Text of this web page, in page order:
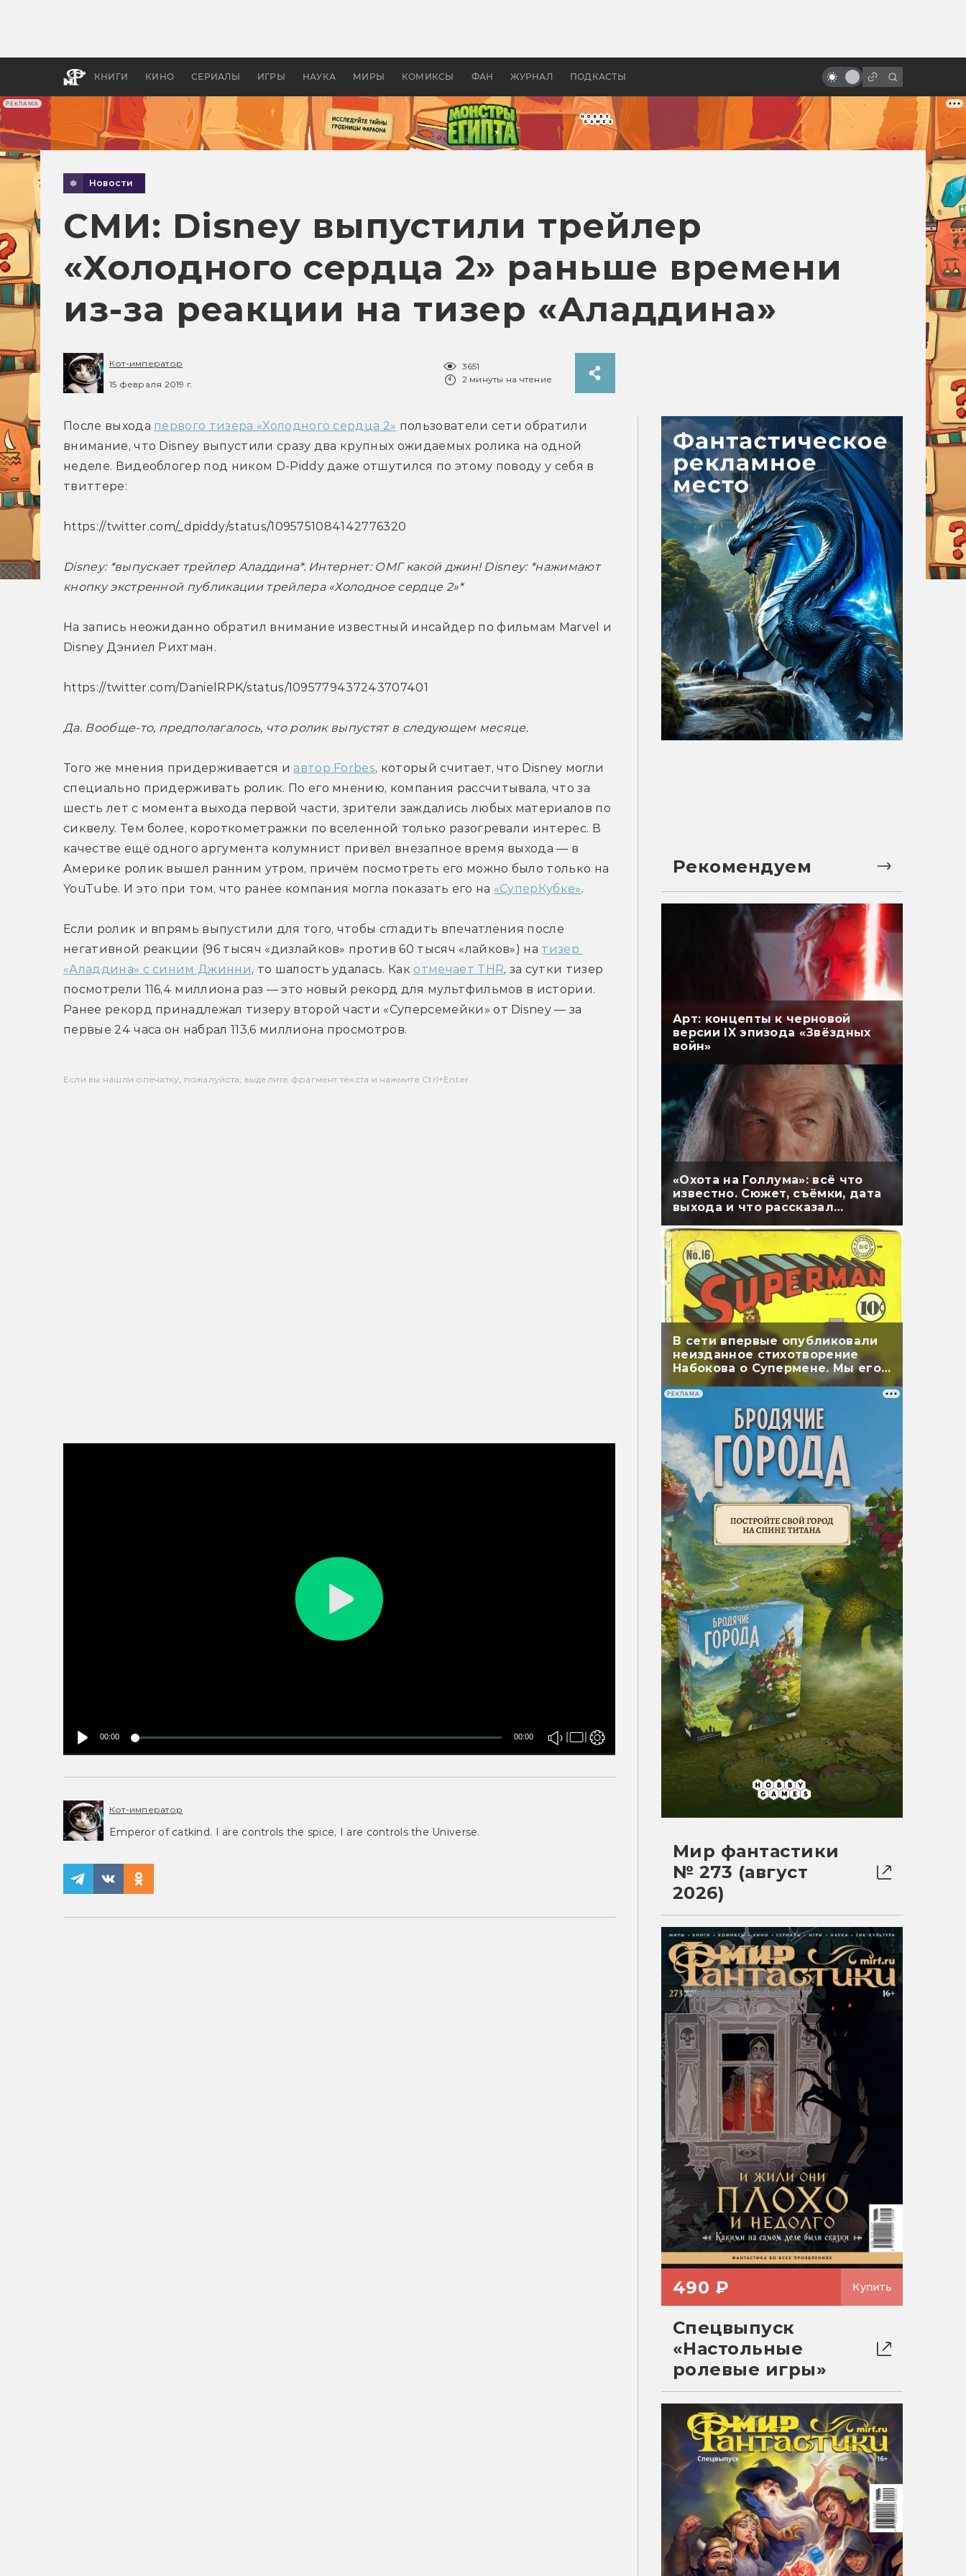
РЕКЛАМА
КНИГИ КИНО СЕРИАЛЫ ИГРЫ НАУКА МИРЫ КОМИКСЫ ФАН ЖУРНАЛ ПОДКАСТЫ
апокалипсис, в России —
бы «Властелина колец»
фанатов и от врагов
Новости
СМИ: Disney выпустили трейлер
«Холодного сердца 2» раньше времени
из-за реакции на тизер «Аладдина»
Кот-император
15 февраля 2019 г.
3651
2 минуты на чтение
После выхода первого тизера «Холодного сердца 2» пользователи сети обратили
внимание, что Disney выпустили сразу два крупных ожидаемых ролика на одной
неделе. Видеоблогер под ником D-Piddy даже отшутился по этому поводу у себя в
твиттере:
https://twitter.com/_dpiddy/status/1095751084142776320
Disney: *выпускает трейлер Аладдина*. Интернет: ОМГ какой джин! Disney: *нажимают
кнопку экстренной публикации трейлера «Холодное сердце 2»*
На запись неожиданно обратил внимание известный инсайдер по фильмам Marvel и
Disney Дэниел Рихтман.
https://twitter.com/DanielRPK/status/1095779437243707401
Да. Вообще-то, предполагалось, что ролик выпустят в следующем месяце.
Того же мнения придерживается и автор Forbes, который считает, что Disney могли
специально придерживать ролик. По его мнению, компания рассчитывала, что за
шесть лет с момента выхода первой части, зрители заждались любых материалов по
сиквелу. Тем более, короткометражки по вселенной только разогревали интерес. В
качестве ещё одного аргумента колумнист привёл внезапное время выхода — в
Америке ролик вышел ранним утром, причём посмотреть его можно было только на
YouTube. И это при том, что ранее компания могла показать его на «СуперКубке».
Если ролик и впрямь выпустили для того, чтобы сгладить впечатления после
негативной реакции (96 тысяч «дизлайков» против 60 тысяч «лайков») на тизер
«Аладдина» с синим Джинни, то шалость удалась. Как отмечает THR, за сутки тизер
посмотрели 116,4 миллиона раз — это новый рекорд для мультфильмов в истории.
Ранее рекорд принадлежал тизеру второй части «Суперсемейки» от Disney — за
первые 24 часа он набрал 113,6 миллиона просмотров.
Если вы нашли опечатку, пожалуйста, выделите фрагмент текста и нажмите Ctrl+Enter.
00:00 00:00
Кот-император
Emperor of catkind. I are controls the spice, I are controls the Universe.
Рекомендуем
Арт: концепты к черновой
версии IX эпизода «Звёздных
войн»
«Охота на Голлума»: всё что
известно. Сюжет, съёмки, дата
выхода и что рассказал
В сети впервые опубликовали
неизданное стихотворение
Набокова о Супермене. Мы его
перевели
РЕКЛАМА
Мир фантастики
№ 273 (август
2026)
490 ₽ Купить
Спецвыпуск
«Настольные
ролевые игры»